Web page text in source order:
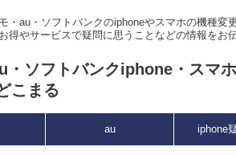
・au・ソフトバンクのiphoneやスマホの機種変
得やサービスで疑問に思うことなどの情報をお
・ソフトバンクiphone・スマ
こまる
au iphone